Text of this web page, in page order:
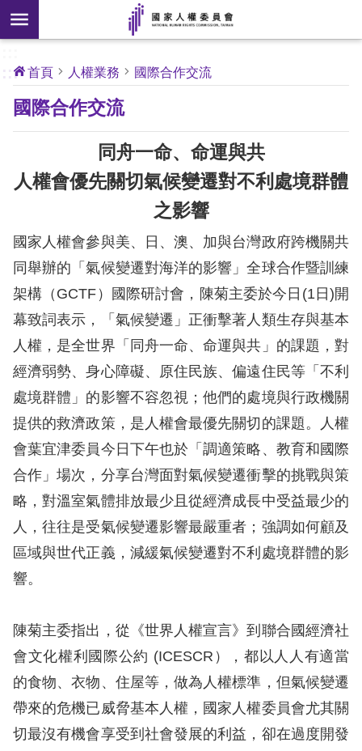
前往主要內容區塊
搜
尋
開
核
心
人
權
關
本
會
最
新
消
息
權
業
務
心
人
權
約
陳
情
申
訴
:::
首頁 人權業務 國際合作交流
國際合作交流
同舟一命、命運與共
人權會優先關切氣候變遷對不利處境群體
之影響
國家人權會參與美、日、澳、加與台灣政府跨機關共
同舉辦的「氣候變遷對海洋的影響」全球合作暨訓練
架構（GCTF）國際研討會，陳菊主委於今日(1日)開
幕致詞表示，「氣候變遷」正衝擊著人類生存與基本
人權，是全世界「同舟一命、命運與共」的課題，對
經濟弱勢、身心障礙、原住民族、偏遠住民等「不利
處境群體」的影響不容忽視；他們的處境與行政機關
提供的救濟政策，是人權會最優先關切的課題。人權
會葉宜津委員今日下午也於「調適策略、教育和國際
合作」場次，分享台灣面對氣候變遷衝擊的挑戰與策
略，對溫室氣體排放最少且從經濟成長中受益最少的
人，往往是受氣候變遷影響最嚴重者；強調如何顧及
區域與世代正義，減緩氣候變遷對不利處境群體的影
響。
陳菊主委指出，從《世界人權宣言》到聯合國經濟社
會文化權利國際公約 (ICESCR），都以人人有適當
的食物、衣物、住屋等，做為人權標準，但氣候變遷
帶來的危機已威脅基本人權，國家人權委員會尤其關
切最沒有機會享受到社會發展的利益，卻在過度開發